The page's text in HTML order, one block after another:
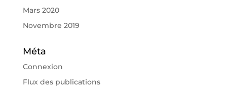
Mars 2020
Novembre 2019
Méta
Connexion
Flux des publications